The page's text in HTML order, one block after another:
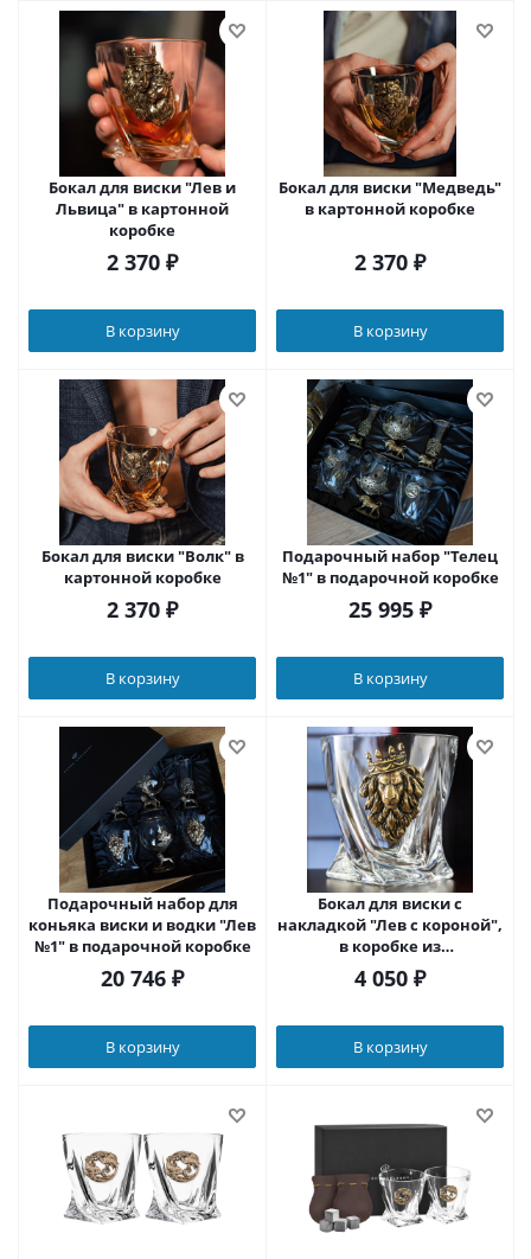
Бокал для виски "Лев и
Львица" в картонной
коробке
2 370 ₽
В корзину
Бокал для виски "Медведь"
в картонной коробке
2 370 ₽
В корзину
Бокал для виски "Волк" в
картонной коробке
2 370 ₽
В корзину
Подарочный набор "Телец
№1" в подарочной коробке
25 995 ₽
В корзину
Подарочный набор для
коньяка виски и водки "Лев
№1" в подарочной коробке
20 746 ₽
В корзину
Бокал для виски с
накладкой "Лев с короной",
в коробке из
дизайнерского картона
4 050 ₽
В корзину